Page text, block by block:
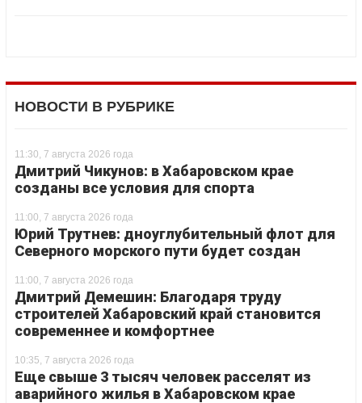
НОВОСТИ В РУБРИКЕ
11:30, 7 августа 2026 года
Дмитрий Чикунов: в Хабаровском крае
созданы все условия для спорта
11:00, 7 августа 2026 года
Юрий Трутнев: дноуглубительный флот для
Северного морского пути будет создан
11:00, 7 августа 2026 года
Дмитрий Демешин: Благодаря труду
строителей Хабаровский край становится
современнее и комфортнее
10:35, 7 августа 2026 года
Еще свыше 3 тысяч человек расселят из
аварийного жилья в Хабаровском крае